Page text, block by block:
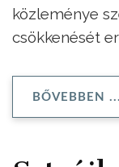
közleménye
csökkenését
BŐVEBBEN ...